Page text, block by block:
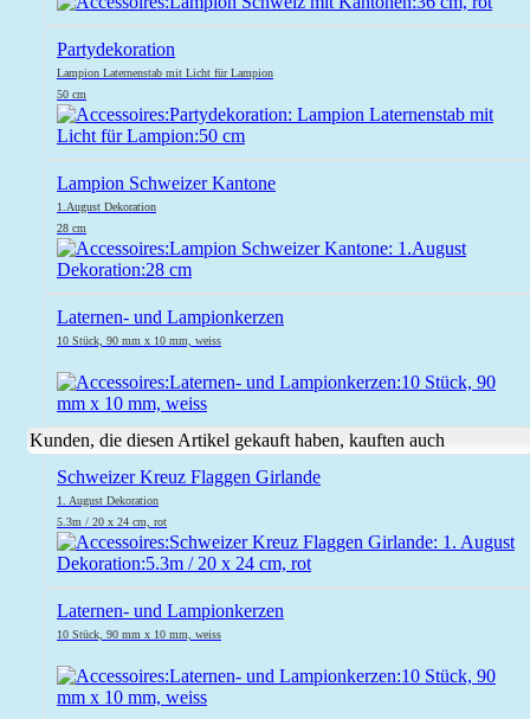
Partydekoration
Lampion Laternenstab mit Licht für Lampion
50 cm
Lampion Schweizer Kantone
1.August Dekoration
28 cm
Laternen- und Lampionkerzen
10 Stück, 90 mm x 10 mm, weiss
Kunden, die diesen Artikel gekauft haben, kauften auch
Schweizer Kreuz Flaggen Girlande
1. August Dekoration
5.3m / 20 x 24 cm, rot
Laternen- und Lampionkerzen
10 Stück, 90 mm x 10 mm, weiss